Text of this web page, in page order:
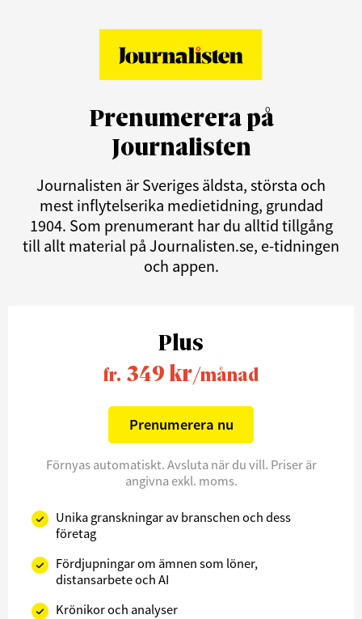
Prenumerera på
Journalisten
Journalisten är Sveriges äldsta, största och
mest inflytelserika medietidning, grundad
1904. Som prenumerant har du alltid tillgång
till allt material på Journalisten.se, e-tidningen
och appen.
Plus
fr. 349 kr/månad
Prenumerera nu
Förnyas automatiskt. Avsluta när du vill. Priser är
angivna exkl. moms.
Unika granskningar av branschen och dess
företag
Fördjupningar om ämnen som löner,
distansarbete och AI
Krönikor och analyser